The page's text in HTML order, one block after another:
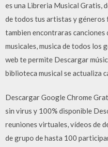
es una Libreria Musical Gratis,
de todos tus artistas y géneros
tambien encontraras canciones
musicales, musica de todos los
web te permite Descargar
biblioteca musical se actualiza
Descargar Google Chrome
sin virus y 100% disponible
reuniones virtuales, vídeos de
de grupo de hasta 100